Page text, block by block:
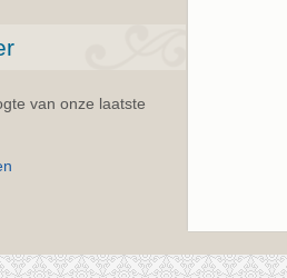
van onze laatste